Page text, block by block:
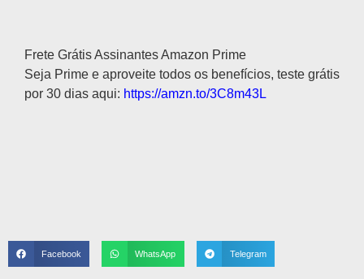
Frete Grátis Assinantes Amazon Prime
Seja Prime e aproveite todos os benefícios, teste grátis
por 30 dias aqui: https://amzn.to/3C8m43L
Facebook WhatsApp Telegram